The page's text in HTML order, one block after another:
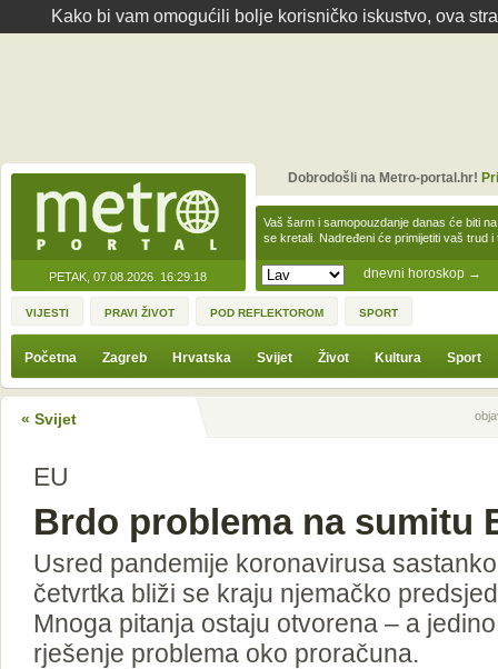
Kako bi vam omogućili bolje korisničko iskustvo, ova
PETAK, 07.08.2026. 16:29:18 dnevni horoskop →
Vaš šarm i samopouzdanje danas će biti
se kretali. Nadređeni će primijetiti vaš trud
Dobrodošli na Metro-portal.hr!
VIJESTI PRAVI ŽIVOT POD REFLEKTOROM SPORT
Početna Zagreb Hrvatska Svijet Život Kultura Sport
« Svijet Prethodna
EU
Brdo problema na sumitu
Usred pandemije koronavirusa
četvrtka bliži se kraju njemačko
Mnoga pitanja ostaju otvorena – a
rješenje problema oko proračuna.